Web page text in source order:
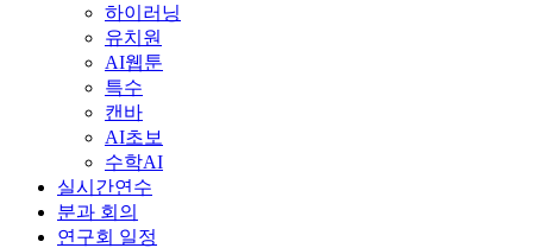
하이러닝
유치원
AI웹툰
특수
캔바
AI초보
수학AI
실시간연수
분과 회의
연구회 일정